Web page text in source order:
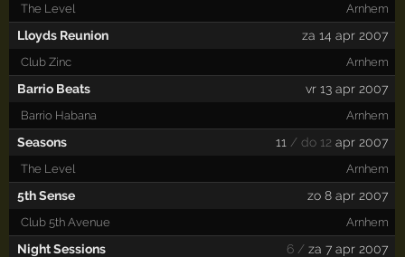
The Level Arnhem
Lloyds Reunion za 14 apr 2007
Club Zinc Arnhem
Barrio Beats vr 13 apr 2007
Barrio Habana Arnhem
Seasons 11 / do 12 apr 2007
The Level Arnhem
5th Sense zo 8 apr 2007
Club 5th Avenue Arnhem
Night Sessions 6 /za 7 apr 2007